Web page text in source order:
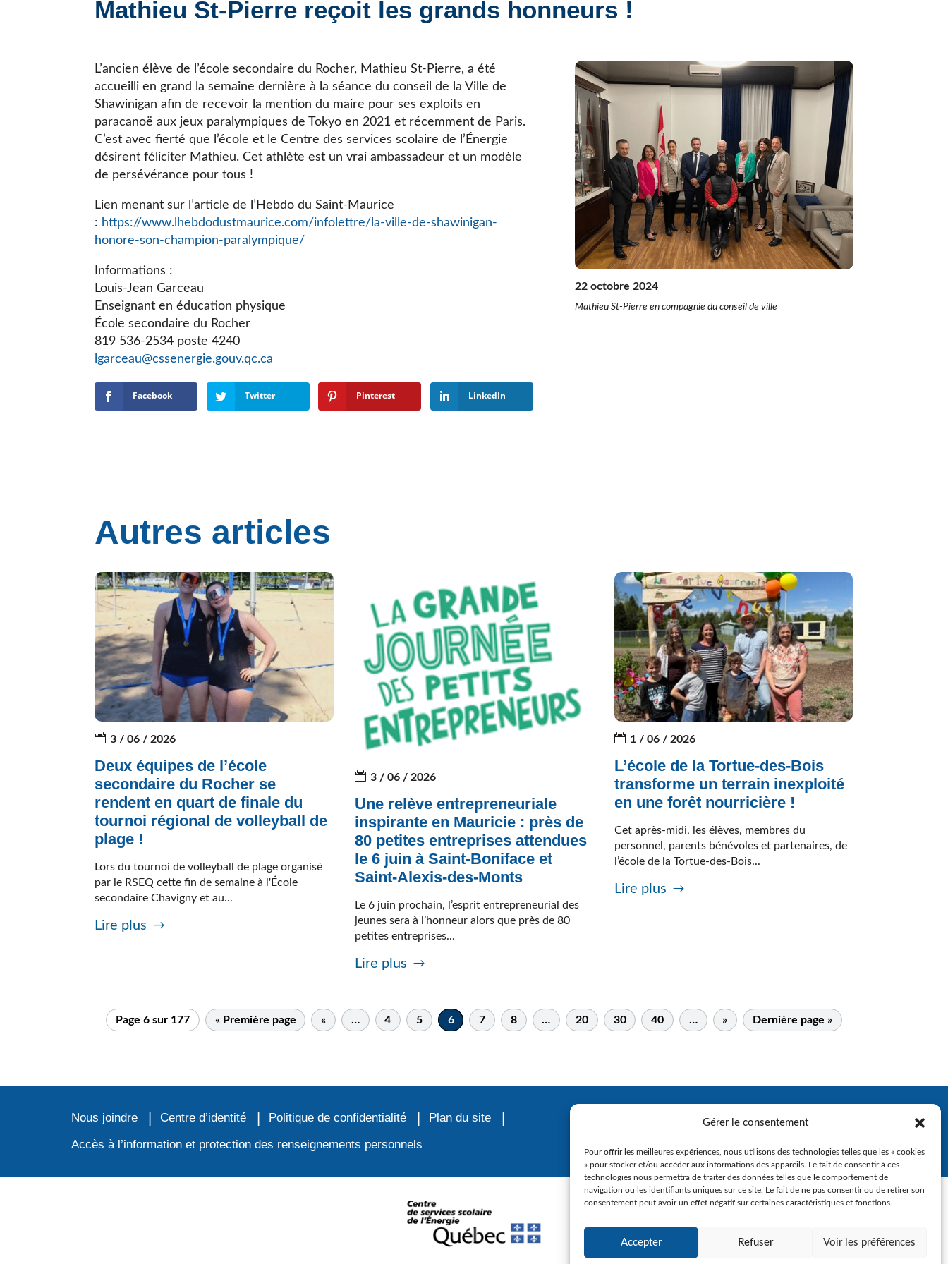
Gérer le consentement
Pour offrir les meilleures expériences, nous utilisons des technologies telles que les « cookies
» pour stocker et/ou accéder aux informations des appareils. Le fait de consentir à ces
technologies nous permettra de traiter des données telles que le comportement de
navigation ou les identifiants uniques sur ce site. Le fait de ne pas consentir ou de retirer son
consentement peut avoir un effet négatif sur certaines caractéristiques et fonctions.
Accepter Refuser Voir les préférences
JE CHERCHE UNE ÉCOLE
Plaintes et protecteur de l’élève
SOUTIEN AUX PARENTS
Coffre à outils
École ouverte
Intégration linguistique, scolaire et sociale
IMPLICATION DES PARENTS
Comité EHDAA
Comité de parents
Conseil d’établissement
Participation des parents
Élèves internationaux
École forestière de la Tuque
Mathieu St-Pierre reçoit les grands honneurs !
L’ancien élève de l’école secondaire du Rocher, Mathieu St-Pierre, a été
accueilli en grand la semaine dernière à la séance du conseil de la Ville de
Shawinigan afin de recevoir la mention du maire pour ses exploits en
paracanoë aux jeux paralympiques de Tokyo en 2021 et récemment de Paris.
C’est avec fierté que l’école et le Centre des services scolaire de l’Énergie
désirent féliciter Mathieu. Cet athlète est un vrai ambassadeur et un modèle
de persévérance pour tous !
Lien menant sur l’article de l’Hebdo du Saint-Maurice
: https://www.lhebdodustmaurice.com/infolettre/la-ville-de-shawinigan-
honore-son-champion-paralympique/
Informations :
Louis-Jean Garceau
Enseignant en éducation physique
École secondaire du Rocher
819 536-2534 poste 4240
lgarceau@cssenergie.gouv.qc.ca
Facebook Twitter Pinterest LinkedIn
22 octobre 2024
Mathieu St-Pierre en compagnie du conseil de ville
Autres articles
3 / 06 / 2026
Deux équipes de l’école
secondaire du Rocher se
rendent en quart de finale du
tournoi régional de volleyball de
plage !
Lors du tournoi de volleyball de plage organisé
par le RSEQ cette fin de semaine à l'École
secondaire Chavigny et au...
Lire plus
3 / 06 / 2026
Une relève entrepreneuriale
inspirante en Mauricie : près de
80 petites entreprises attendues
le 6 juin à Saint-Boniface et
Saint-Alexis-des-Monts
Le 6 juin prochain, l’esprit entrepreneurial des
jeunes sera à l’honneur alors que près de 80
petites entreprises...
Lire plus
1 / 06 / 2026
L’école de la Tortue-des-Bois
transforme un terrain inexploité
en une forêt nourricière !
Cet après-midi, les élèves, membres du
personnel, parents bénévoles et partenaires, de
l’école de la Tortue-des-Bois...
Lire plus
Page 6 sur 177 « Première page « … 4 5 6 7 8 … 20 30 40 … » Dernière page »
Nous joindre Centre d’identité Politique de confidentialité
Plan du site
Accès à l’information et protection des renseignements personnels